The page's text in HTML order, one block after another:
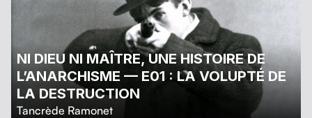
NI DIEU NI MAÎTRE, UNE HISTOIRE DE
L’ANARCHISME — E01 : LA VOLUPTÉ DE
LA DESTRUCTION
Tancrède Ramonet